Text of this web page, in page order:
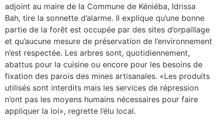
adjoint au maire de la Commune de Kéniéba, Idrissa
Bah, tire la sonnette d’alarme. Il explique qu’une bonne
partie de la forêt est occupée par des sites d’orpaillage
et qu’aucune mesure de préservation de l’environnement
n’est respectée. Les arbres sont, quotidiennement,
abattus pour la cuisine ou encore pour les besoins de
fixation des parois des mines artisanales. «Les produits
utilisés sont interdits mais les services de répression
n’ont pas les moyens humains nécessaires pour faire
appliquer la loi», regrette l’élu local.